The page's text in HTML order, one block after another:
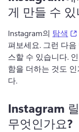
게 만들 수
Instagram의 탐색
펴보세요. 그런 다
스할 수 있습니다.
함을 더하는 것도
다.
Instagram
무엇인가요?